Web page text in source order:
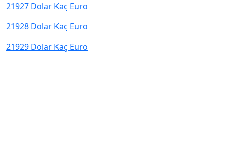
21927 Dolar Kaç Euro
21928 Dolar Kaç Euro
21929 Dolar Kaç Euro